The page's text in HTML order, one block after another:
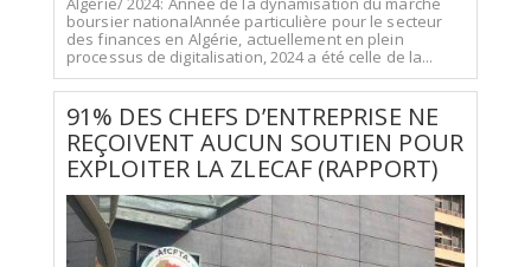
boursier nationalAnnée particulière pour le secteur
des finances en Algérie, actuellement en plein
processus de digitalisation, 2024 a été celle de la...
91% DES CHEFS D’ENTREPRISE NE
REÇOIVENT AUCUN SOUTIEN POUR
EXPLOITER LA ZLECAF (RAPPORT)